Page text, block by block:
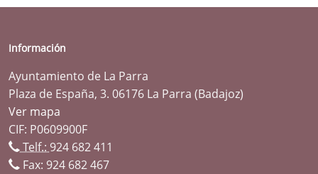
Información
Ayuntamiento de La Parra
Plaza de España, 3. 06176 La Parra (Badajoz)
Ver mapa
CIF: P0609900F
Telf.: 924 682 411
Fax: 924 682 467